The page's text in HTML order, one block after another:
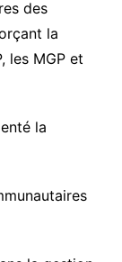
des
la
les MGP et
la